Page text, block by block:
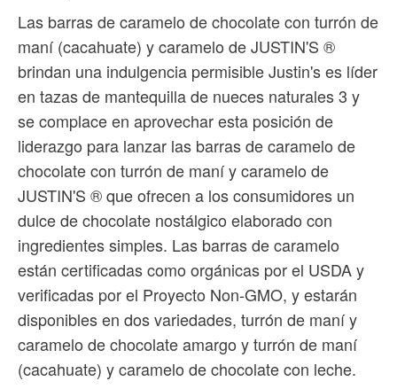
Las barras de caramelo de chocolate con turrón de
maní (cacahuate) y caramelo de JUSTIN'S ®
brindan una indulgencia permisible Justin's es líder
en tazas de mantequilla de nueces naturales 3 y
se complace en aprovechar esta posición de
liderazgo para lanzar las barras de caramelo de
chocolate con turrón de maní y caramelo de
JUSTIN'S ® que ofrecen a los consumidores un
dulce de chocolate nostálgico elaborado con
ingredientes simples. Las barras de caramelo
están certificadas como orgánicas por el USDA y
verificadas por el Proyecto Non-GMO, y estarán
disponibles en dos variedades, turrón de maní y
caramelo de chocolate amargo y turrón de maní
(cacahuate) y caramelo de chocolate con leche.